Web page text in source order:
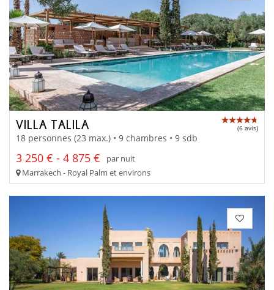
VILLA TALILA (6 avis)
18 personnes (23 max.) • 9 chambres • 9 sdb
3 250 € - 4 875 €
par nuit
Marrakech - Royal Palm et environs